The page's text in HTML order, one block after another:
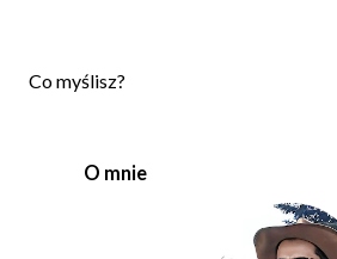
P
Co myślisz?
O mnie